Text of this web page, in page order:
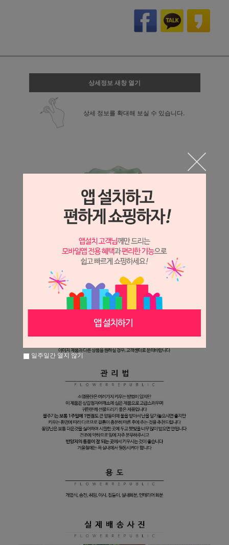
상세정보 새창 열기
상세 정보를 확대해 보실 수 있습니다.
일주일간 열지 않기